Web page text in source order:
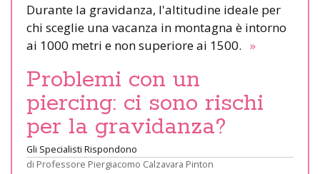
Durante la gravidanza, l'altitudine ideale per
chi sceglie una vacanza in montagna è intorno
ai 1000 metri e non superiore ai 1500. »
Problemi con un
piercing: ci sono rischi
per la gravidanza?
Gli Specialisti Rispondono
di Professore Piergiacomo Calzavara Pinton